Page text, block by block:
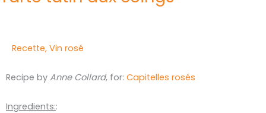
Recette, Vin rosé
Recipe by Anne Collard, for: Capitelles rosés
Ingredients::